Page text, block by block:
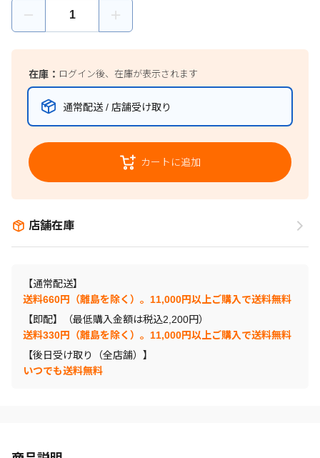
在庫： ログイン後、在庫が表示されます
通常配送 / 店舗受け取り
カートに追加
店舗在庫
【通常配送】
送料660円（離島を除く）。11,000円以上ご購入で送料無料
【即配】（最低購入金額は税込2,200円）
送料330円（離島を除く）。11,000円以上ご購入で送料無料
【後日受け取り（全店舗）】
いつでも送料無料